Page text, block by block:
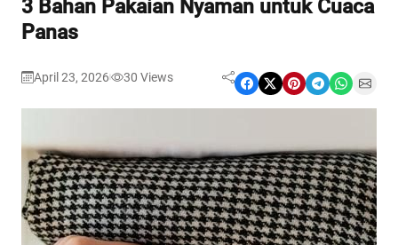
3 Bahan Pakaian Nyaman untuk Cuaca
Panas
April 23, 2026 30 Views Share on Facebook Share on X Share on Pinterest Share on Telegram Share on WhatsApp Share on Email